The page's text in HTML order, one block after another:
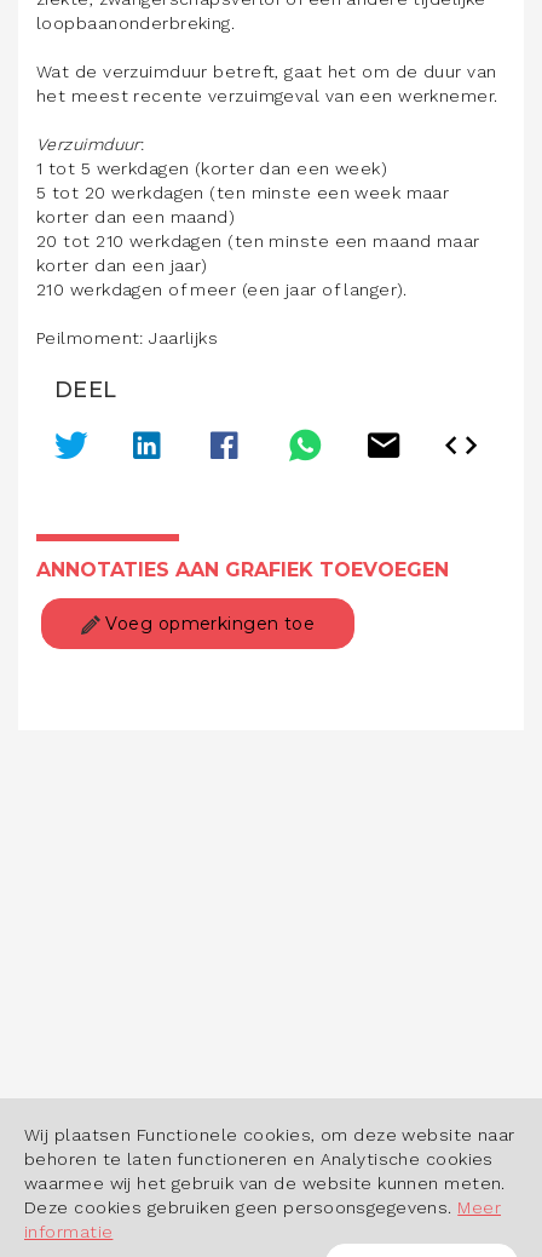
Wij plaatsen Functionele cookies, om deze website naar
behoren te laten functioneren en Analytische cookies
waarmee wij het gebruik van de website kunnen meten.
Deze cookies gebruiken geen persoonsgegevens. Meer
informatie
loopbaanonderbreking.
Wat de verzuimduur betreft, gaat het om de duur van
het meest recente verzuimgeval van een werknemer.
Verzuimduur:
1 tot 5 werkdagen (korter dan een week)
5 tot 20 werkdagen (ten minste een week maar
korter dan een maand)
20 tot 210 werkdagen (ten minste een maand maar
korter dan een jaar)
210 werkdagen of meer (een jaar of langer).
Peilmoment: Jaarlijks
DEEL
ANNOTATIES AAN GRAFIEK TOEVOEGEN
Voeg opmerkingen toe